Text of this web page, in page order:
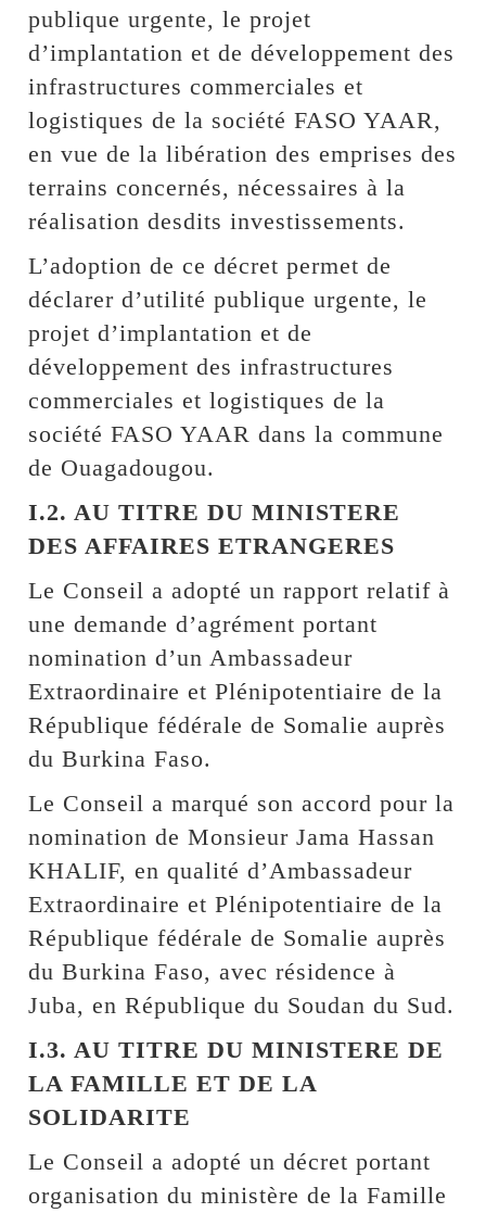
publique urgente, le projet
d’implantation et de développement des
infrastructures commerciales et
logistiques de la société FASO YAAR,
en vue de la libération des emprises des
terrains concernés, nécessaires à la
réalisation desdits investissements.
L’adoption de ce décret permet de
déclarer d’utilité publique urgente, le
projet d’implantation et de
développement des infrastructures
commerciales et logistiques de la
société FASO YAAR dans la commune
de Ouagadougou.
I.2. AU TITRE DU MINISTERE
DES AFFAIRES ETRANGERES
Le Conseil a adopté un rapport relatif à
une demande d’agrément portant
nomination d’un Ambassadeur
Extraordinaire et Plénipotentiaire de la
République fédérale de Somalie auprès
du Burkina Faso.
Le Conseil a marqué son accord pour la
nomination de Monsieur Jama Hassan
KHALIF, en qualité d’Ambassadeur
Extraordinaire et Plénipotentiaire de la
République fédérale de Somalie auprès
du Burkina Faso, avec résidence à
Juba, en République du Soudan du Sud.
I.3. AU TITRE DU MINISTERE DE
LA FAMILLE ET DE LA
SOLIDARITE
Le Conseil a adopté un décret portant
organisation du ministère de la Famille